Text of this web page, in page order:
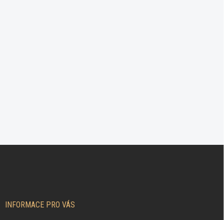
INFORMACE PRO VÁS